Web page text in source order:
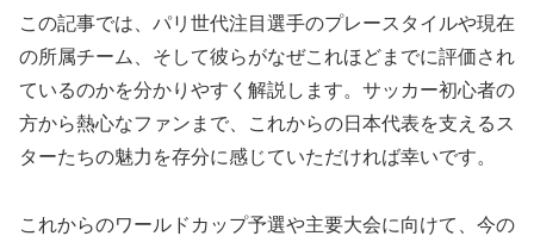
この記事では、パリ世代注目選手のプレースタイルや現在
の所属チーム、そして彼らがなぜこれほどまでに評価され
ているのかを分かりやすく解説します。サッカー初心者の
方から熱心なファンまで、これからの日本代表を支えるス
ターたちの魅力を存分に感じていただければ幸いです。
これからのワールドカップ予選や主要大会に向けて、今の